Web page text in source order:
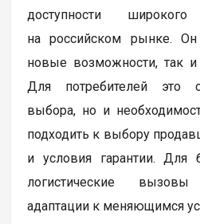
доступности
на российском рынке.
новые возможности, так
Для потребителей это
выбора, но и
подходить к выбору
и условия гарантии. Для
логистические
адаптации к меняющимся